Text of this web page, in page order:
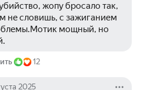
жопу бросало так,
не словишь, с зажиганием
мощный, но
12
2025